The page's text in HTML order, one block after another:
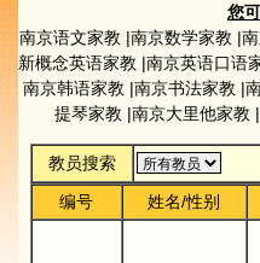
您
南京语文家教 |南京数学家教 |
新概念英语家教 |南京英语口语
南京韩语家教 |南京书法家教 |
提琴家教 |南京大里他家教 |
教员搜索
编号
姓名/性别